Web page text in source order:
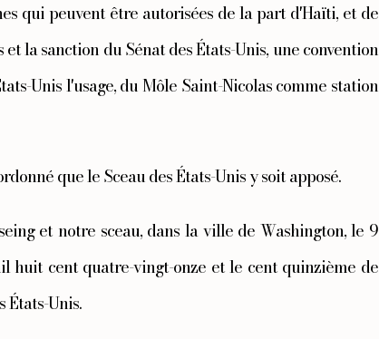
qui peuvent être autorisées de la part d'Haïti, et de
et la sanction du Sénat des États-Unis, une convention
Unis l'usage, du Môle Saint-Nicolas comme station
que le Sceau des États-Unis y soit apposé.
et notre sceau, dans la ville de Washington, le 9
huit cent quatre-vingt-onze et le cent quinzième de
États-Unis.